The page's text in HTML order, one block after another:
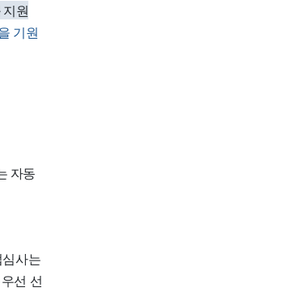
원
기원
자동
사는
선 선